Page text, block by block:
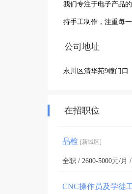
我们专注于电子产品
持手工制作，注重每
公司地址
永川区清华苑9幢门口
在招职位
品检 [新城区]
全职 / 2600-5000元/月
CNC操作员及学徒